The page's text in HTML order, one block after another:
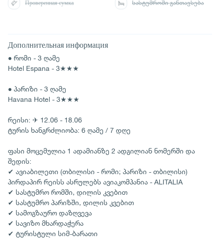
Дополнительная информация
● რომი - 3 ღამე
Hotel Espana - 3★★★
● პარიზი - 3 ღამე
Havana Hotel - 3★★★
რეისი: ✈ 12.06 - 18.06
ტურის ხანგრძლიობა: 6 ღამე / 7 დღე
ფასი მოცემულია 1 ადამიანზე 2 ადგილიან ნომერში და
შედის:
✔ ავიაბილეთი (თბილისი - რომი; პარიზი - თბილისი)
პირდაპირ რეისს ასრულებს ავიაკომპანია - ALITALIA
✔ სასტუმრო რომში, დილის კვებით
✔ სასტუმრო პარიზში, დილის კვებით
✔ სამოგზაურო დაზღვევა
✔ სავიზო მხარდაჭერა
✔ ტურისტული სიმ-ბარათი
Проверенная сумка სასტუმროში განთავსება